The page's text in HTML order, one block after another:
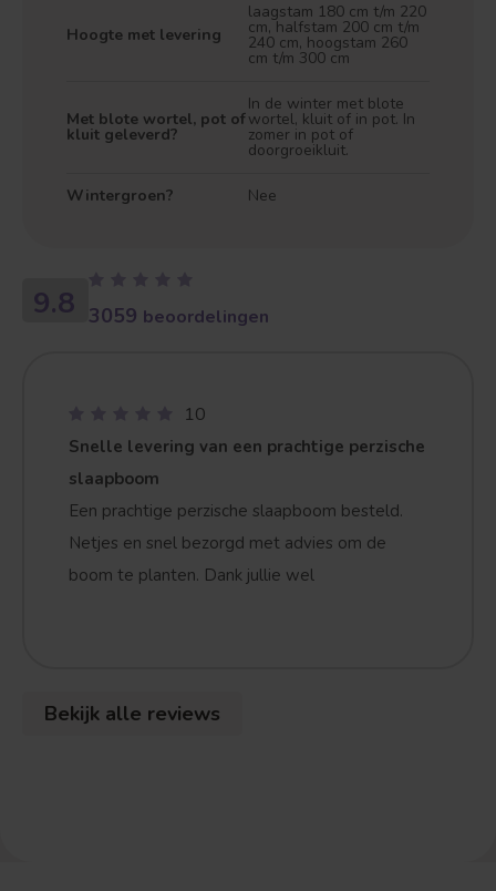
Hoogte met levering
laagstam 180 cm t/m 220
cm, halfstam 200 cm t/m
240 cm, hoogstam 260
cm t/m 300 cm
Met blote wortel, pot of
kluit geleverd?
In de winter met blote
wortel, kluit of in pot. In
zomer in pot of
doorgroeikluit.
Wintergroen? Nee
9.8 3059 beoordelingen
10
Snelle levering van een prachtige perzische
slaapboom
Een prachtige perzische slaapboom besteld.
Netjes en snel bezorgd met advies om de
boom te planten. Dank jullie wel
Bekijk alle reviews